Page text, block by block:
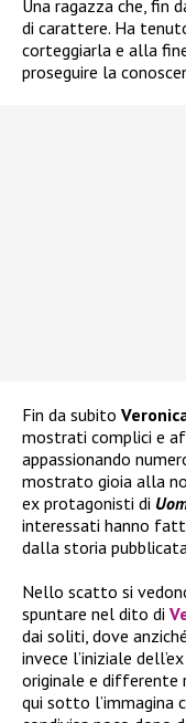
Una ragazza che, fin
di carattere. Ha
corteggiarla e alla
proseguire la
Fin da subito
mostrati complici e
appassionando
mostrato gioia alla
ex protagonisti di
interessati hanno
dalla storia
Nello scatto si
spuntare nel dito di
dai soliti, dove
invece l’iniziale
originale e differente
qui sotto l’immagina